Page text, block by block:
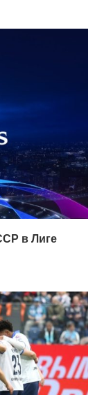
в Лиге